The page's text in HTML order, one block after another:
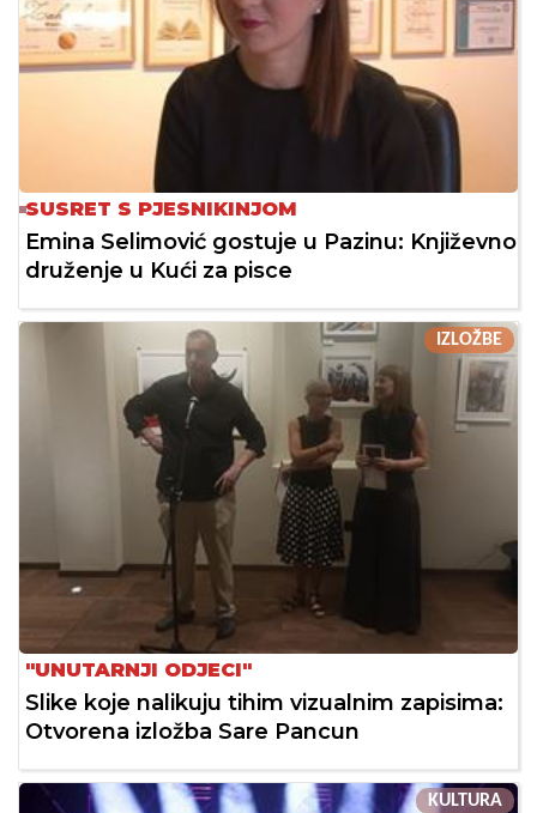
SUSRET S PJESNIKINJOM
Emina Selimović gostuje u Pazinu: Književno
druženje u Kući za pisce
IZLOŽBE
"UNUTARNJI ODJECI"
Slike koje nalikuju tihim vizualnim zapisima:
Otvorena izložba Sare Pancun
KULTURA